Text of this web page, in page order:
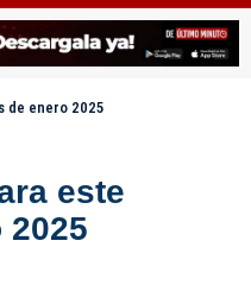
de enero 2025
este
2025